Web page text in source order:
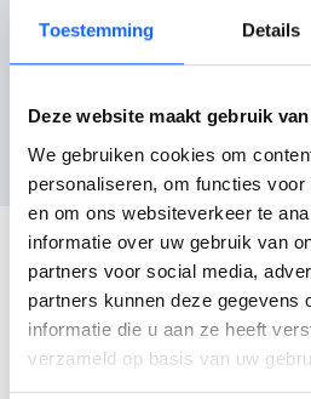
Toestemming Details
Deze website maakt gebruik
We gebruiken cookies om
personaliseren, om functies
en om ons websiteverkeer te
informatie over uw gebruik van
partners voor social media,
partners kunnen deze gegevens
informatie die u aan ze heeft
verzameld op basis van uw
Nog geen reviews